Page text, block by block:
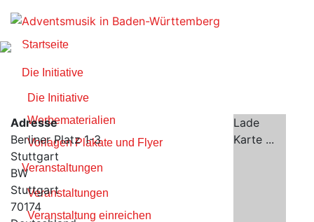
Inhalt
springenStartseite
Die Initiative
Die Initiative
Werbematerialien
Vorlagen Plakate und Flyer
Veranstaltungen
Veranstaltungen
Veranstaltung einreichen
Lade
Karte ...
Adresse
Berliner Platz 1-3
Stuttgart
BW
Stuttgart
70174